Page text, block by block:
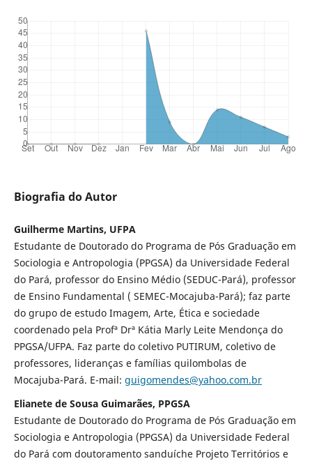
Biografia do Autor
Guilherme Martins, UFPA
Estudante de Doutorado do Programa de Pós Graduação em
Sociologia e Antropologia (PPGSA) da Universidade Federal
do Pará, professor do Ensino Médio (SEDUC-Pará), professor
de Ensino Fundamental ( SEMEC-Mocajuba-Pará); faz parte
do grupo de estudo Imagem, Arte, Ética e sociedade
coordenado pela Profª Drª Kátia Marly Leite Mendonça do
PPGSA/UFPA. Faz parte do coletivo PUTIRUM, coletivo de
professores, lideranças e famílias quilombolas de
Mocajuba-Pará. E-mail: guigomendes@yahoo.com.br
Elianete de Sousa Guimarães, PPGSA
Estudante de Doutorado do Programa de Pós Graduação em
Sociologia e Antropologia (PPGSA) da Universidade Federal
do Pará com doutoramento sanduíche Projeto Territórios e